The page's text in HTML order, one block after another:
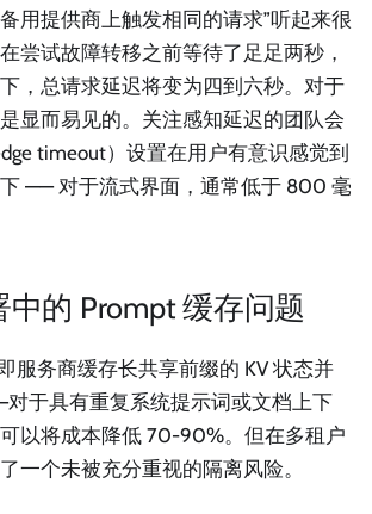
用提供商上触发相同的请求”听起来很
尝试故障转移之前等待了足足两秒，
，总请求延迟将变为四到六秒。对于
显而易见的。关注感知延迟的团队会
timeout）设置在用户有意识感觉到
—— 对于流式界面，通常低于 800 毫
中的 Prompt 缓存问题
服务商缓存长共享前缀的 KV 状态并
于具有重复系统提示词或文档上下
以将成本降低 70-90%。但在多租户
一个未被充分重视的隔离风险。